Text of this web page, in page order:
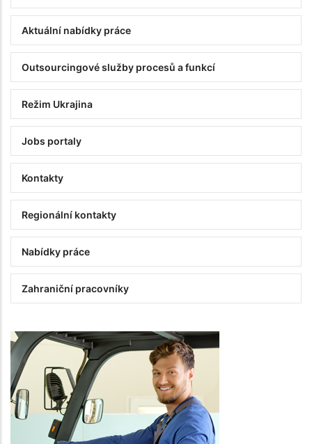
Аktuální nabídky práce
Outsourcingové služby procesů a funkcí
Režim Ukrajina
Jobs portaly
Kontakty
Regionální kontakty
Nabídky práce
Zahraniční pracovníky